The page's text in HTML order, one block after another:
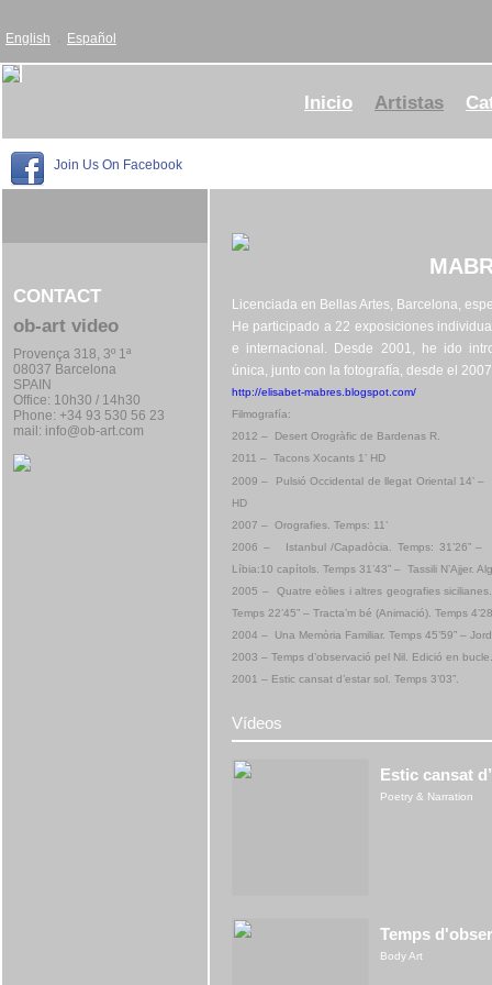
English Español
Artistas
Inicio
Join Us On Facebook
CONTACT
ob-art video
Provença 318, 3º 1ª
08037 Barcelona
SPAIN
Office: 10h30 / 14h30
Phone: +34 93 530 56 23
mail: info@ob-art.com
Licenciada en Bellas Artes, Barcelona,
He participado a 22 exposiciones
e internacional. Desde 2001, he ido
única, junto con la fotografía, desde el
http://elisabet-mabres. blogspot.com/
Filmografía:
2012 – Desert Orogràfic de Bardenas R.
2011 – Tacons Xocants 1’ HD
2009 – Pulsió Occidental de llegat Oriental 14’ –
HD
2007 – Orografies. Temps: 11’
2006 – Istanbul /Capadòcia. Temps: 31’26” –
Líbia:10 capítols. Temps 31’43” – Tassili N’Ajjer.
2005 – Quatre eòlies i altres geografies
Temps 22’45” – Tracta’m bé (Animació). Temps
2004 – Una Memòria Familiar. Temps 45’59” –
2003 – Temps d’observació pel Nil. Edició en
2001 – Estic cansat d’estar sol. Temps 3’03”.
Vídeos
Estic cansat
Poetry & Narration
Temps
Body Art